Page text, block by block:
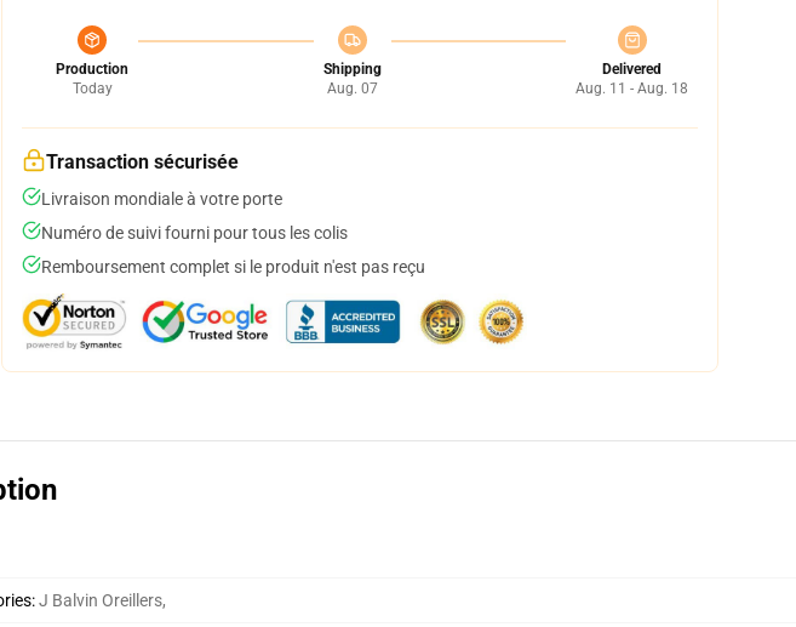
Production
Today
Shipping
Aug. 07
Delivered
Aug. 11 - Aug. 18
Transaction sécurisée
Livraison mondiale à votre porte
Numéro de suivi fourni pour tous les colis
Remboursement complet si le produit n'est pas reçu
:J Balvin Oreillers,